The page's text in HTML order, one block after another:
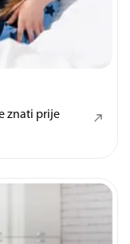
znati prije